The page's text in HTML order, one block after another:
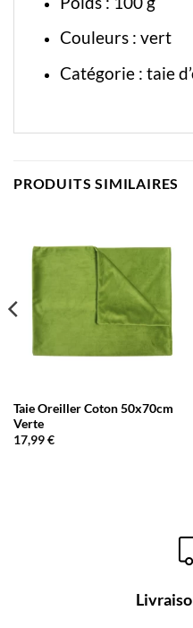
Couleurs : vert
Catégorie : taie
PRODUITS SIMILAIRES
Taie Oreiller Coton 50x70cm
Verte
17,99€